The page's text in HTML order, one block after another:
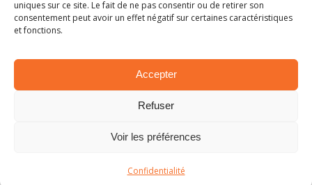
uniques sur ce site. Le fait de ne pas consentir ou de retirer son
consentement peut avoir un effet négatif sur certaines caractéristiques
et fonctions.
Accepter
Refuser
Voir les préférences
Confidentialité
Citroën Craig Breen Khalid Al-Qassimi
PARTAGER SUR: